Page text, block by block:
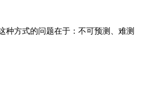
种方式的问题在于：不可预测、难测